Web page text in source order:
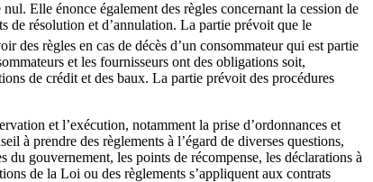
Elle énonce également des règles concernant la cession de
de résolution et d’annulation. La partie prévoit que le
des règles en cas de décès d’un consommateur qui est partie
et les fournisseurs ont des obligations soit,
de crédit et des baux. La partie prévoit des procédures
et l’exécution, notamment la prise d’ordonnances et
à prendre des règlements à l’égard de diverses questions,
du gouvernement, les points de récompense, les déclarations à
de la Loi ou des règlements s’appliquent aux contrats